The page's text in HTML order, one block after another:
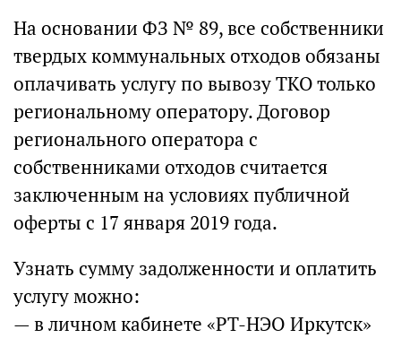
На основании ФЗ № 89, все собственники
твердых коммунальных отходов обязаны
оплачивать услугу по вывозу ТКО только
региональному оператору. Договор
регионального оператора с
собственниками отходов считается
заключенным на условиях публичной
оферты с 17 января 2019 года.
Узнать сумму задолженности и оплатить
услугу можно:
— в личном кабинете «РТ-НЭО Иркутск»